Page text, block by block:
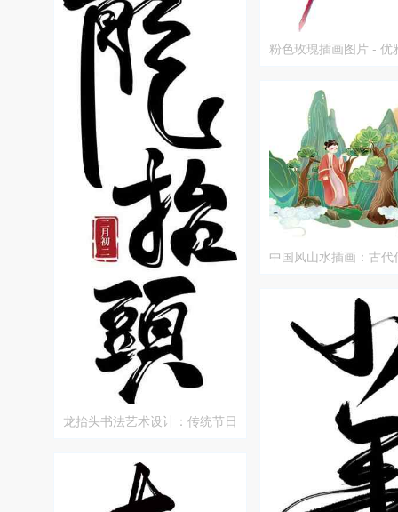
龙抬头书法艺术设计：传统节日
粉色玫瑰插画图片 - 优
中国风山水插画：古代